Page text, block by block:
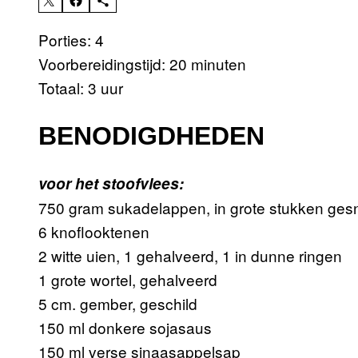
Porties: 4
Voorbereidingstijd: 20 minuten
Totaal: 3 uur
BENODIGDHEDEN
voor het stoofvlees:
750 gram sukadelappen, in grote stukken
6 knoflooktenen
2 witte uien, 1 gehalveerd, 1 in dunne ringen
1 grote wortel, gehalveerd
5 cm. gember, geschild
150 ml donkere sojasaus
150 ml verse sinaasappelsap